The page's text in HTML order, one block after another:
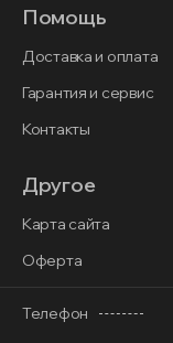
Помощь
Доставка и оплата
Гарантия и сервис
Контакты
Другое
Карта сайта
Оферта
Телефон